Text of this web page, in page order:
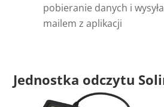
pobieranie danych i
mailem z aplikacji
Jednostka odczytu